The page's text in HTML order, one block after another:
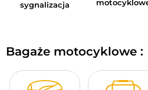
sygnalizacja
Bagaże motocyklowe :